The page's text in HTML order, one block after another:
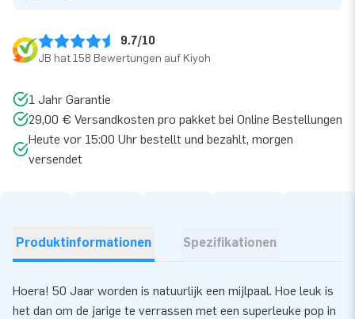
9.7/10
JB hat 158 Bewertungen auf Kiyoh
1 Jahr Garantie
29,00 € Versandkosten pro pakket bei Online Bestellungen
Heute vor 15:00 Uhr bestellt und bezahlt, morgen
versendet
Produktinformationen Spezifikationen
Hoera! 50 Jaar worden is natuurlijk een mijlpaal. Hoe leuk is
het dan om de jarige te verrassen met een superleuke pop in